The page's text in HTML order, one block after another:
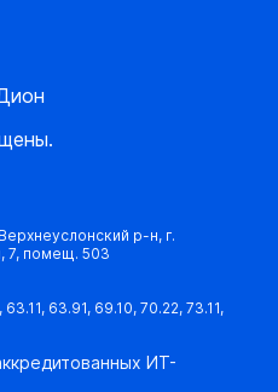
р-н, г.
7, помещ. 503
63.91, 69.10, 70.22, 73.11,
ИТ-